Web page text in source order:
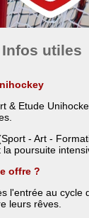
utiles
& Etude
- Art -
poursuite
offre ?
l'entrée au
leurs rêves.